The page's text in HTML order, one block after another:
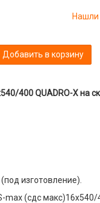
Нашли
Добавить в корзину
400 QUADRO-X на
изготовление).
(сдс макс)16x540/